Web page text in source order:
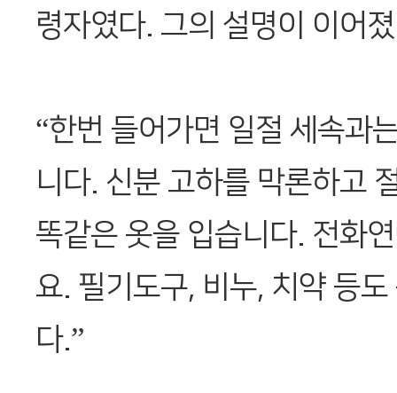
령자였다. 그의 설명이 이어
“한번 들어가면 일절 세속과
니다. 신분 고하를 막론하고
똑같은 옷을 입습니다. 전화
요. 필기도구, 비누, 치약 등
다.”